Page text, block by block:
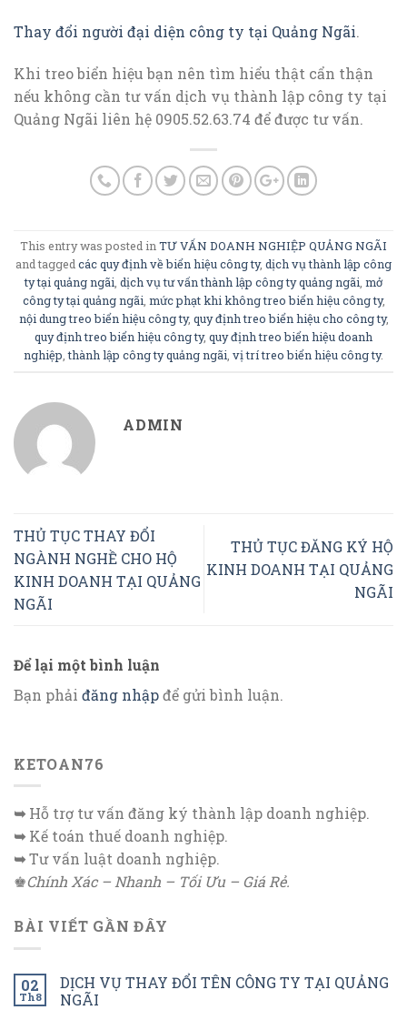
Thay đổi người đại diện công ty tại Quảng Ngãi.
Khi treo biển hiệu bạn nên tìm hiểu thật cẩn thận
nếu không cần tư vấn dịch vụ thành lập công ty tại
Quảng Ngãi liên hệ 0905.52.63.74 để được tư vấn.
This entry was posted in TƯ VẤN DOANH NGHIỆP QUẢNG NGÃI
and tagged các quy định về biển hiệu công ty, dịch vụ thành lập công
ty tại quảng ngãi dịch vụ tư vấn thành lập công ty quảng ngãi mở
công ty tại quảng ngãi mức phạt khi không treo biển hiệu công ty,
nội dung treo biển hiệu công ty, quy định treo biển hiệu cho công ty,
quy định treo biển hiệu công ty, quy định treo biển hiệu doanh
nghiệp ,thành lập công ty quảng ngãi vị trí treo biển hiệu công ty.
ADMIN
THỦ TỤC THAY ĐỔI
NGÀNH NGHỀ CHO HỘ
KINH DOANH TẠI QUẢNG
NGÃI
THỦ TỤC ĐĂNG KÝ HỘ
KINH DOANH TẠI QUẢNG
NGÃI
Để lại một bình luận
Bạn phải đăng nhậpđể gửi bình luận.
KETOAN76
➥Hỗ trợ tư vấn đăng ký thành lập doanh nghiệp.
➥Kế toán thuế doanh nghiệp.
➥Tư vấn luật doanh nghiệp.
♚Chính Xác – Nhanh – Tối Ưu – Giá Rẻ.
BÀI VIẾT GẦN ĐÂY
02
Th8
DỊCH VỤ THAY ĐỔI TÊN CÔNG TY TẠI QUẢNG
NGÃI